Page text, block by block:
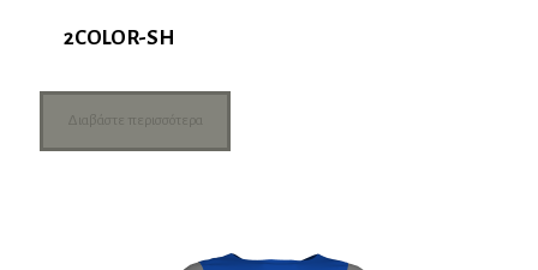
2COLOR-SH
Διαβάστε περισσότερα